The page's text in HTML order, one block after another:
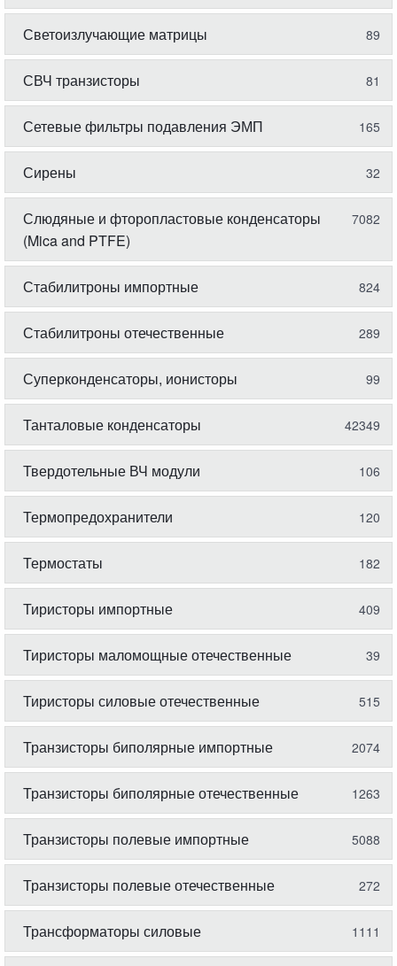
Светоизлучающие матрицы 89
СВЧ транзисторы 81
Сетевые фильтры подавления ЭМП 165
Сирены 32
Слюдяные и фторопластовые конденсаторы
(Mica and PTFE)
7082
Стабилитроны импортные 824
Стабилитроны отечественные 289
Суперконденсаторы, ионисторы 99
Танталовые конденсаторы 42349
Твердотельные ВЧ модули 106
Термопредохранители 120
Термостаты 182
Тиристоры импортные 409
Тиристоры маломощные отечественные 39
Тиристоры силовые отечественные 515
Транзисторы биполярные импортные 2074
Транзисторы биполярные отечественные 1263
Транзисторы полевые импортные 5088
Транзисторы полевые отечественные 272
Трансформаторы силовые 1111